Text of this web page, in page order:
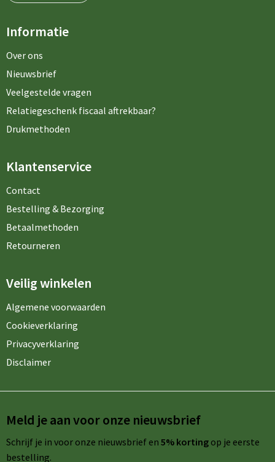
Informatie
Over ons
Nieuwsbrief
Veelgestelde vragen
Relatiegeschenk fiscaal aftrekbaar?
Drukmethoden
Klantenservice
Contact
Bestelling & Bezorging
Betaalmethoden
Retourneren
Veilig winkelen
Algemene voorwaarden
Cookieverklaring
Privacyverklaring
Disclaimer
Meld je aan voor onze nieuwsbrief
Schrijf je in voor onze nieuwsbrief en 5% kortingop je eerste
bestelling.